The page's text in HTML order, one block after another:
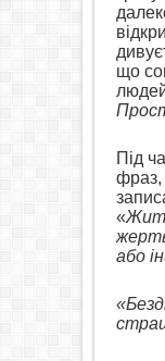
що
Під
фраз,
«
або